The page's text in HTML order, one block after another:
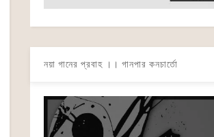
নয়া গানের প্রবাহ ।। গানপার কনচার্তো